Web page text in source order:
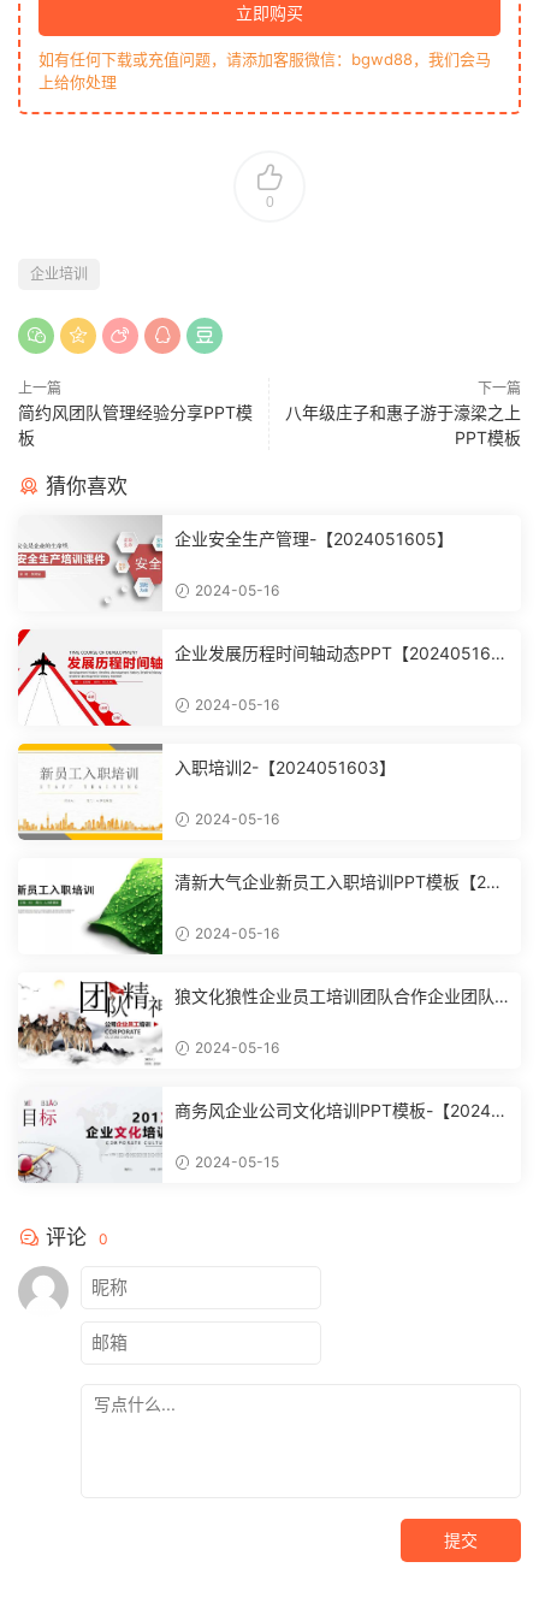
立即购买
如有任何下载或充值问题，请添加客服微信：bgwd88，我们会马
上给你处理
0
企业培训
上一篇
简约风团队管理经验分享PPT模
板
下一篇
八年级庄子和惠子游于濠梁之上
PPT模板
猜你喜欢
企业安全生产管理-【2024051605】
2024-05-16
企业发展历程时间轴动态PPT【202405160
2024-05-16
入职培训2-【2024051603】
2024-05-16
清新大气企业新员工入职培训PPT模板【202
2024-05-16
狼文化狼性企业员工培训团队合作企业团队
2024-05-16
商务风企业公司文化培训PPT模板-【20240
2024-05-15
评论 0
提交